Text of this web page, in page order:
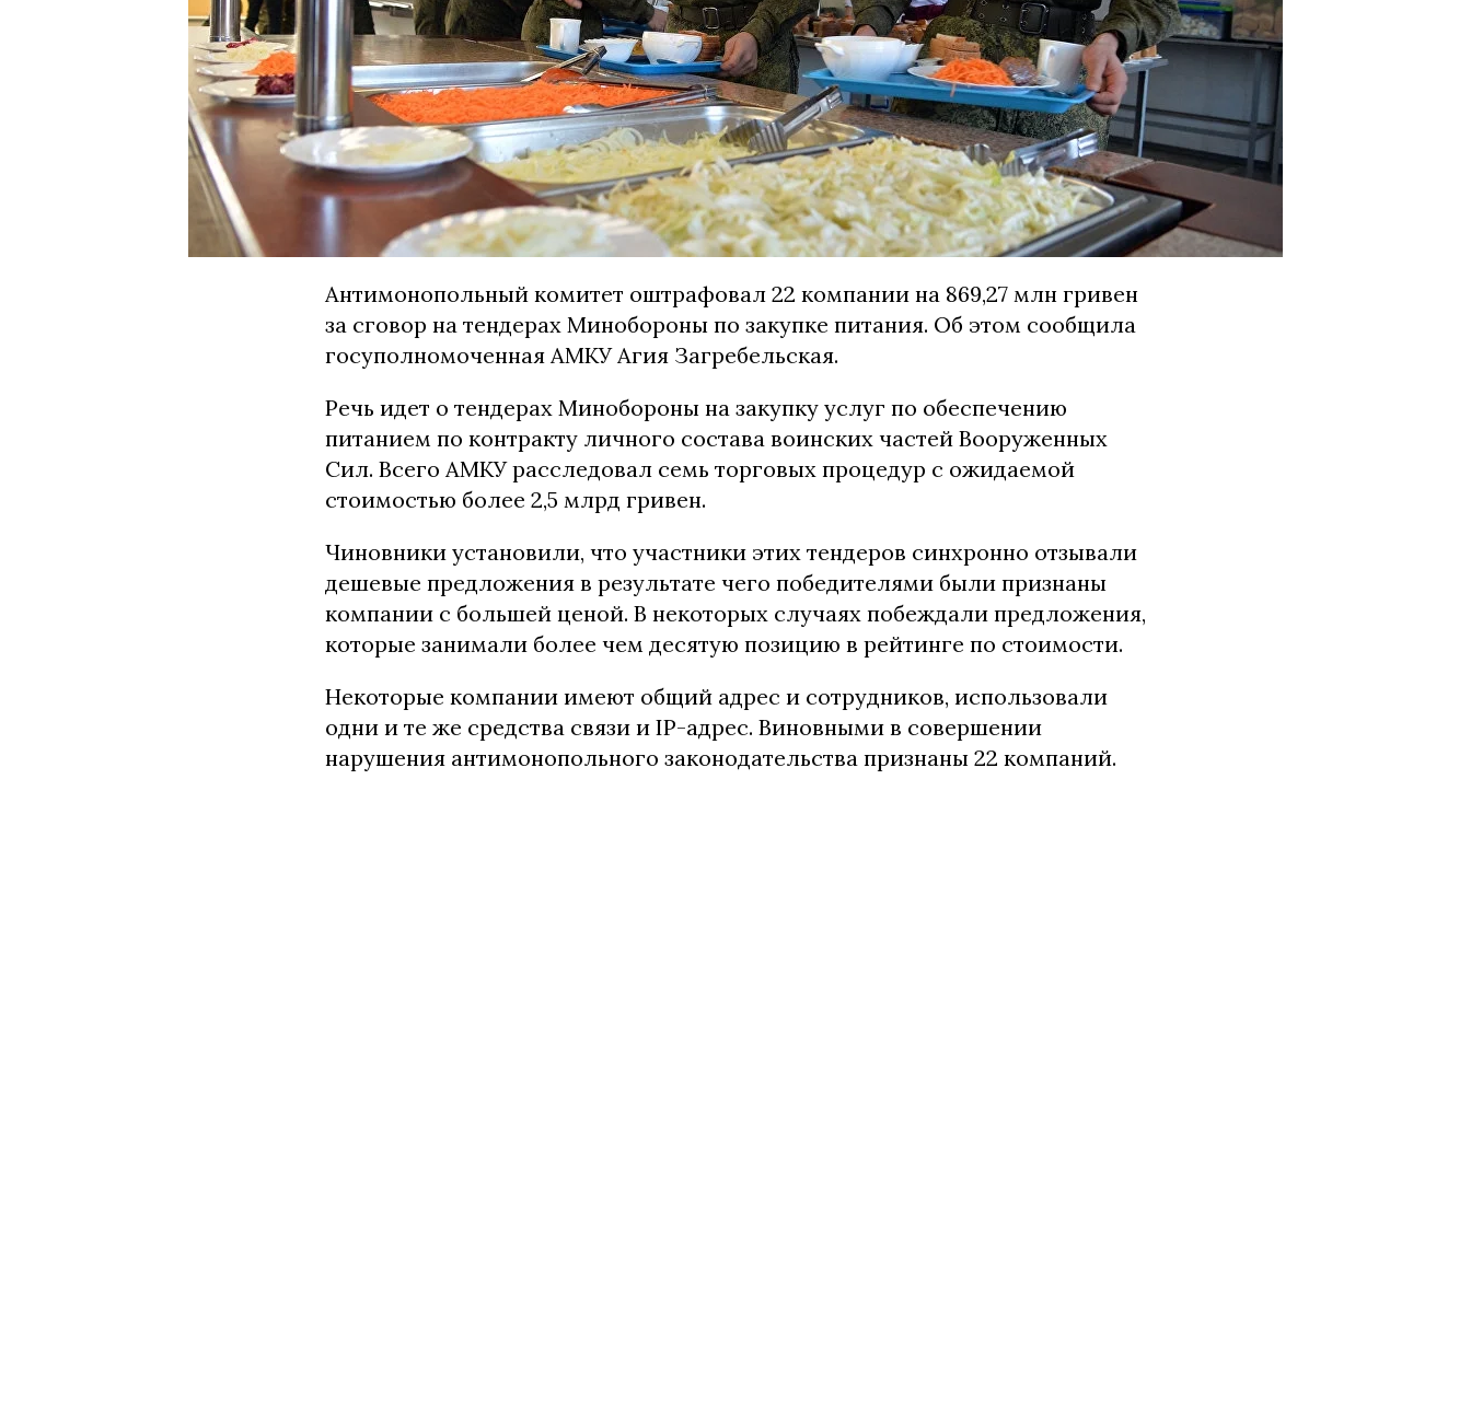
Антимонопольный комитет оштрафовал 22 компании на 869,27 млн гривен
за сговор на тендерах Минобороны по закупке питания. Об этом сообщила
госуполномоченная АМКУ Агия Загребельская.
Речь идет о тендерах Минобороны на закупку услуг по обеспечению
питанием по контракту личного состава воинских частей Вооруженных
Сил. Всего АМКУ расследовал семь торговых процедур с ожидаемой
стоимостью более 2,5 млрд гривен.
Чиновники установили, что участники этих тендеров синхронно отзывали
дешевые предложения в результате чего победителями были признаны
компании с большей ценой. В некоторых случаях побеждали предложения,
которые занимали более чем десятую позицию в рейтинге по стоимости.
Некоторые компании имеют общий адрес и сотрудников, использовали
одни и те же средства связи и IP-адрес. Виновными в совершении
нарушения антимонопольного законодательства признаны 22 компаний.